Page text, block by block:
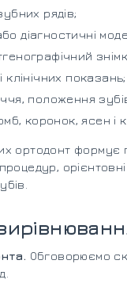
рядів;
діагностичні
показань;
положення
коронок, ясен і
ортодонт
Обговорюємо